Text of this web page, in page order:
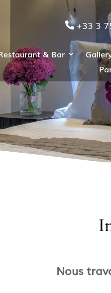
+33 3
& Bar
Nous